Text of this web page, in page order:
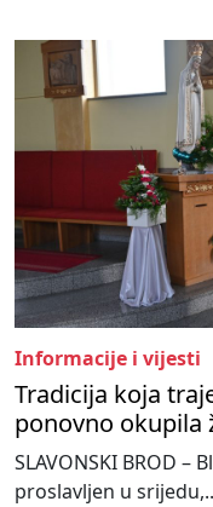
Informacije i vijesti
Tradicija koja
ponovno okupila
SLAVONSKI BROD –
proslavljen u